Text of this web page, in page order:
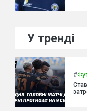
У тренді
#